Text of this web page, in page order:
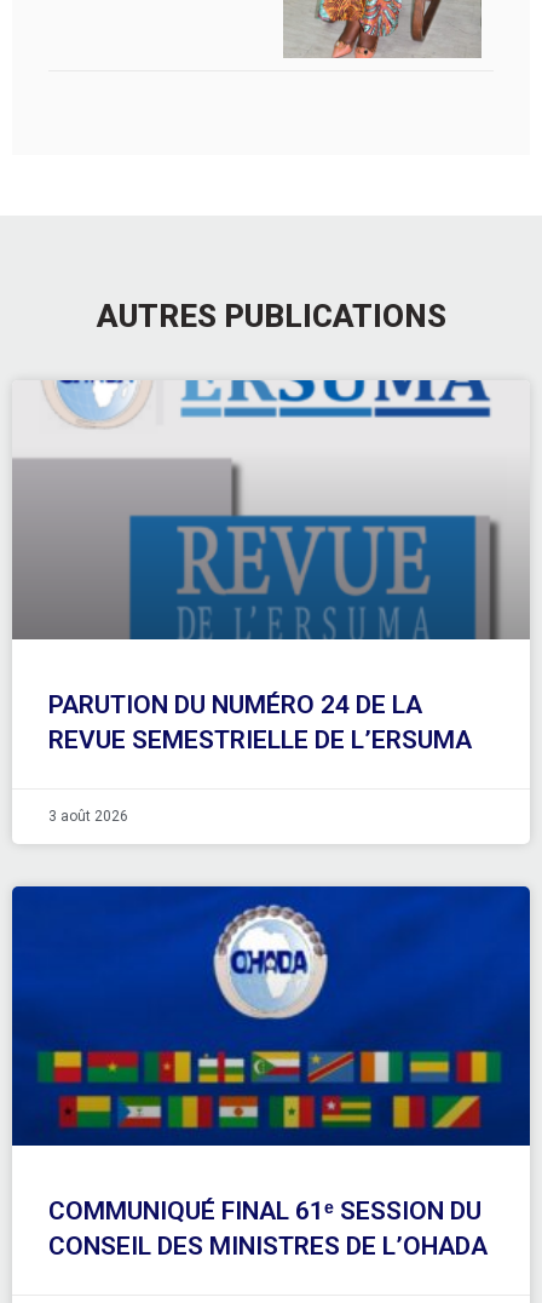
AUTRES PUBLICATIONS
PARUTION DU NUMÉRO 24 DE LA
REVUE SEMESTRIELLE DE L’ERSUMA
3 août 2026
COMMUNIQUÉ FINAL 61ᵉ SESSION DU
CONSEIL DES MINISTRES DE L’OHADA